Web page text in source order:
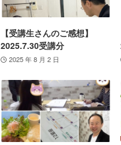
【受講生さんのご感想】
2025.7.30受講分
2025 年 8 月 2 日